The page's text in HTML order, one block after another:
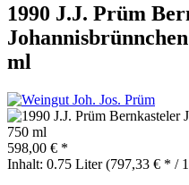
1990 J.J. Prüm
ml
598,00 € *
Inhalt: 0.75 Liter (797,33 € * /